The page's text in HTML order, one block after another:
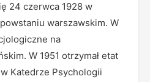
24 czerwca 1928 w
powstaniu warszawskim. W
na
W 1951 otrzymał etat
Katedrze Psychologii